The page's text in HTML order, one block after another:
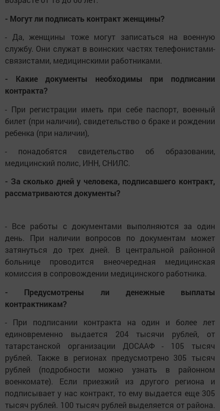
- Могут ли подписать контракт женщины?
- Да, женщины тоже могут записаться на военную
службу. Они служат в воинских частях телефонистами-
связистами, медицинскими работниками.
- Какие документы необходимы при подписании
контракта?
- При регистрации иметь при себе паспорт, военный
билет (при наличии), свидетельство о браке и рождении
ребенка (при наличии),
- понадобятся свидетельство об образовании,
медицинский полис, ИНН, СНИЛС.
- За сколько дней у человека, подписавшего контракт,
рассматриваются документы?
- Все работы с документами выполняются за один
день. При наличии вопросов по документам может
затянуться до трех дней. В центральной районной
больнице проводится внеочередная медицинская
комиссия в сопровождении медицинского работника.
- Предусмотрены ли денежные выплаты
контрактникам?
- При подписании контракта на один и более лет
единовременно выдается 204 тысячи рублей, от
татарстанской организации ДОСААФ - 105 тысяч
рублей. Также в регионах предусмотрено 305 тысяч
рублей (подробности можно узнать в районном
военкомате). Если приезжий из другого региона и
подписывает у нас контракт, то ему выдается еще 305
тысяч рублей. 100 тысяч рублей выделяется от района.